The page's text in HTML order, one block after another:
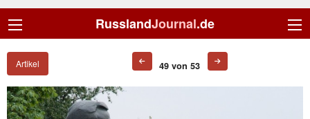
RusslandJournal.de
Artikel 49 von 53